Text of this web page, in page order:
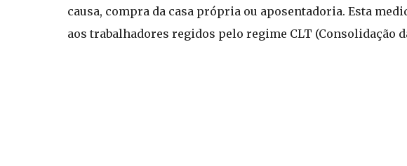
causa, compra da casa própria ou aposentadoria. Esta
aos trabalhadores regidos pelo regime CLT (Consolidação